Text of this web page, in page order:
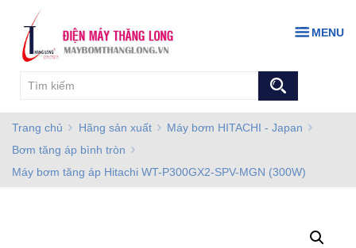
MENU
Trang chủ Hãng sản xuất
Máy bơm HITACHI - Japan
Bơm tăng áp bình tròn
Máy bơm tăng áp Hitachi WT-P300GX2-SPV-MGN (300W)